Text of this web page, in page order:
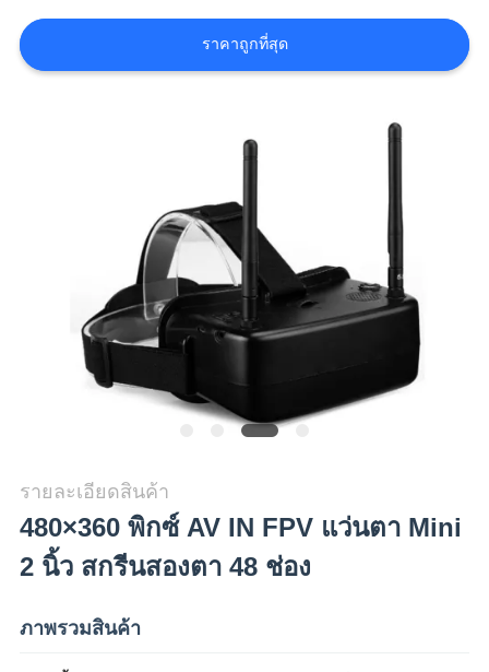
เสนอ
ราคา
เว็บไซต์
นโยบาย
เป็น
ส่วน
ราคาถูกที่สุด
รายละเอียดสินค้า
480×360 พิกซ์ AV IN FPV แว่นตา Mini
2 นิ้ว สกรีนสองตา 48 ช่อง
ภาพรวมสินค้า